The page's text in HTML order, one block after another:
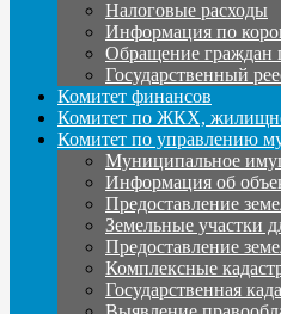
Налоговые расходы
Информация по
Обращение граждан
Государственный
Комитет финансов
Комитет по ЖКХ,
Комитет по управлению
Муниципальное
Информация об
Предоставление
Земельные участки
Предоставление
Комплексные
Государственная